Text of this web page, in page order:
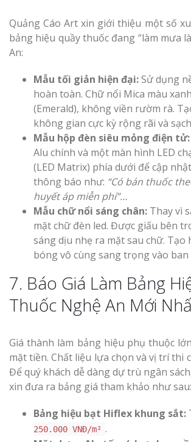
Quảng Cáo Art xin giới thiệu một số
bảng hiệu quầy thuốc đang “làm mưa
An:
Mẫu tối giản hiện đại:Sử dụng
hoàn toàn. Chữ nổi Mica màu
(Emerald), không viền rườm rà.
không gian cực kỳ rộng rãi và
Mẫu hộp đèn siêu mỏng điện tử:
Alu chính và một màn hình LED
(LED Matrix) phía dưới để cập
thông báo như: “Có bán thuốc
huyết áp miễn phí”…
Mẫu chữ nổi sáng chân: Thay vì
mặt chữ đèn led. Được giấu bên
sáng dịu nhẹ ra mặt sau chữ. Tạo
bóng vô cùng sang trọng vào ban
7. Báo Giá Làm Bảng
Thuốc Nghệ An Mới
Giá thành làm bảng hiệu phụ thuộc
mặt tiền. Chất liệu lựa chọn và vị trí thi
Để quý khách dễ dàng dự trù ngân
xin đưa ra bảng giá tham khảo như sau:
Bảng hiệu bạt Hiflex khung sắt:
250.000 VNĐ/m² .